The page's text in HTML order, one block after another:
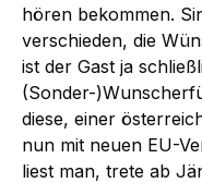
hören bekommen.
verschieden, die
ist der Gast ja
(Sonder-
diese, einer
nun mit neuen EU-
liest man, trete ab